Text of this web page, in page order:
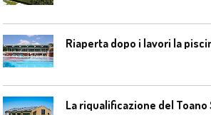
Riaperta dopo i lavori la
La riqualificazione del Toano